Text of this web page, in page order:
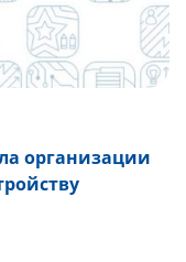
организации